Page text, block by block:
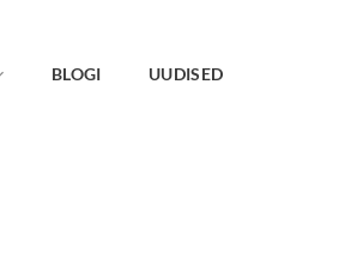
BLOGI UUDISED